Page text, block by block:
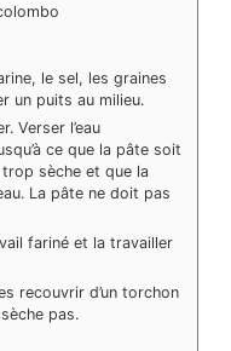
le sel, les graines
un puits au milieu.
Verser l’eau
ce que la pâte soit
sèche et que la
La pâte ne doit pas
fariné et la travailler
recouvrir d’un torchon
pas.